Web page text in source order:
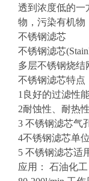
透到浓度低的一
物，污染有机物
不锈钢滤芯
不锈钢滤芯
多层不锈钢烧结
不锈钢滤芯特点
1良好的过滤性
2耐蚀性、耐热
3 不锈钢滤芯气
4不锈钢滤芯单
5 不锈钢滤芯适
应用： 石油化